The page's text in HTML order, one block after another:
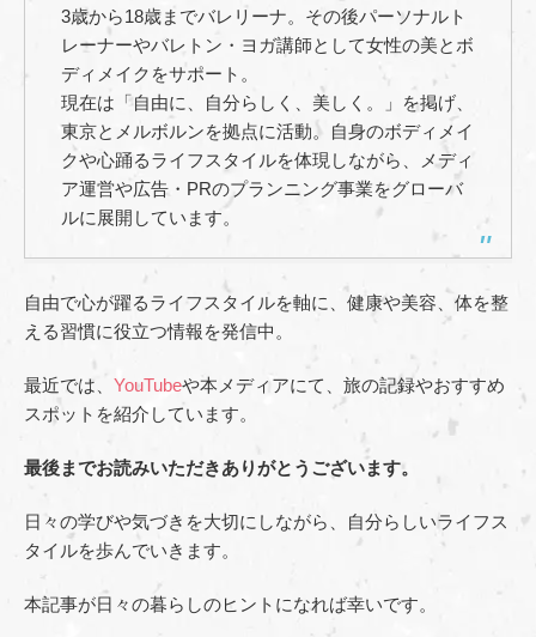
3歳から18歳までバレリーナ。その後パーソナルト
レーナーやバレトン・ヨガ講師として女性の美とボ
ディメイクをサポート。
現在は「自由に、自分らしく、美しく。」を掲げ、
東京とメルボルンを拠点に活動。自身のボディメイ
クや心踊るライフスタイルを体現しながら、メディ
ア運営や広告・PRのプランニング事業をグローバ
ルに展開しています。
自由で心が躍るライフスタイルを軸に、健康や美容、体を整
える習慣に役立つ情報を発信中。
最近では、 YouTubeや本メディアにて、旅の記録やおすすめ
スポットを紹介しています。
最後までお読みいただきありがとうございます。
日々の学びや気づきを大切にしながら、自分らしいライフス
タイルを歩んでいきます。
本記事が日々の暮らしのヒントになれば幸いです。